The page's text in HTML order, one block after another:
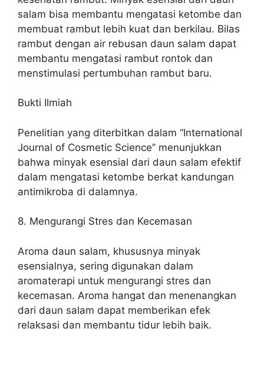
salam bisa membantu mengatasi ketombe dan
membuat rambut lebih kuat dan berkilau. Bilas
rambut dengan air rebusan daun salam dapat
membantu mengatasi rambut rontok dan
menstimulasi pertumbuhan rambut baru.
Bukti Ilmiah
Penelitian yang diterbitkan dalam “International
Journal of Cosmetic Science” menunjukkan
bahwa minyak esensial dari daun salam efektif
dalam mengatasi ketombe berkat kandungan
antimikroba di dalamnya.
8. Mengurangi Stres dan Kecemasan
Aroma daun salam, khususnya minyak
esensialnya, sering digunakan dalam
aromaterapi untuk mengurangi stres dan
kecemasan. Aroma hangat dan menenangkan
dari daun salam dapat memberikan efek
relaksasi dan membantu tidur lebih baik.